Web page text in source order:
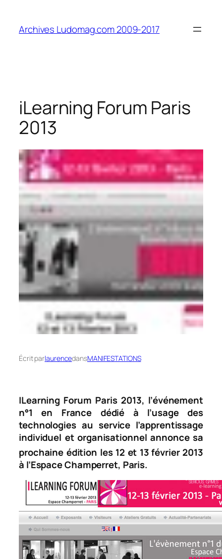
contenu
Archives Ludomag.com 2009-2017
iLearning Forum Paris
2013
Écrit parlaurencedansMANIFESTATIONS
ILearning Forum Paris 2013, l’événement
n°1 en France dédié à l’usage des
technologies au service l’apprentissage
individuel et organisationnel annonce sa
prochaine édition les 12 et 13 février 2013
à l’Espace Champerret, Paris.